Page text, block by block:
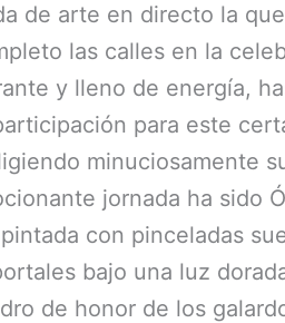
de arte en directo la
las calles en la
y lleno de energía,
para este
minuciosamente
jornada ha sido
con pinceladas
bajo una luz
de honor de los